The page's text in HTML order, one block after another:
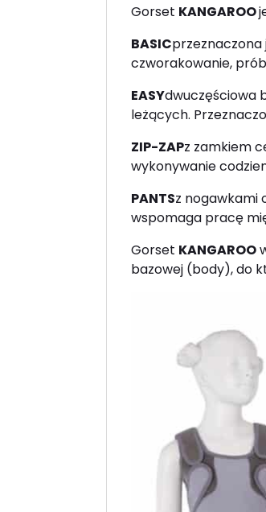
Gorset KANGAROO
BASICprzeznaczona
czworakowanie,
EASYdwuczęściowa
leżących.
ZIP-ZAPz zamkiem
wykonywanie
PANTSz nogawkami
wspomaga pracę
Gorset KANGAROO
bazowej (body), do